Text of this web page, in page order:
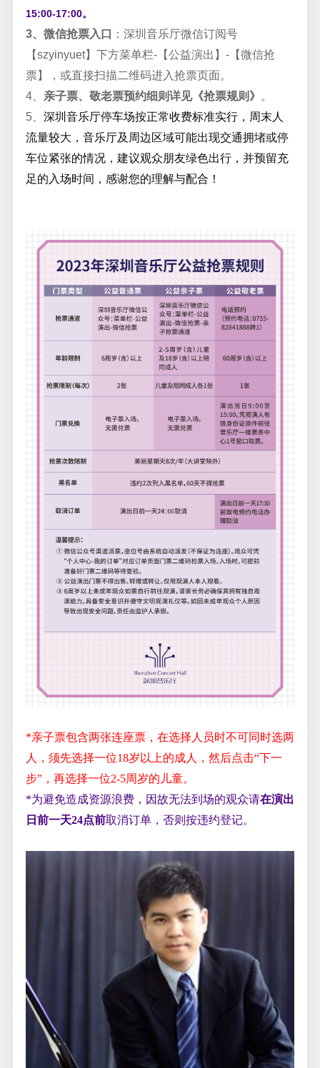
15:00-17:00。
3、微信抢票入口
：深圳音乐厅微信订阅号
【szyinyuet】下方菜单栏- 【公益演出】 - 【微信抢
票】，或直接扫描二维码进入抢票页面。
4、 亲子票、敬老票预约细则详见《抢票规则》 。
5、 深圳音乐厅停车场按正常收费标准实行，周末人
流量较大，音乐厅及周边区域可能出现交通拥堵或停
车位紧张的情况，建议观众朋友绿色出行，并预留充
足的入场时间，感谢您的理解与配合！
*亲子票包含两张连座票，在选择人员时不可同时选两
人，须先选择一位18岁以上的成人，然后点击“下一
步”，再选择一位2-5周岁的儿童。
*为避免造成资源浪费，因故无法到场的观众请在演出
日前一天24点前取消订单，否则按违约登记。